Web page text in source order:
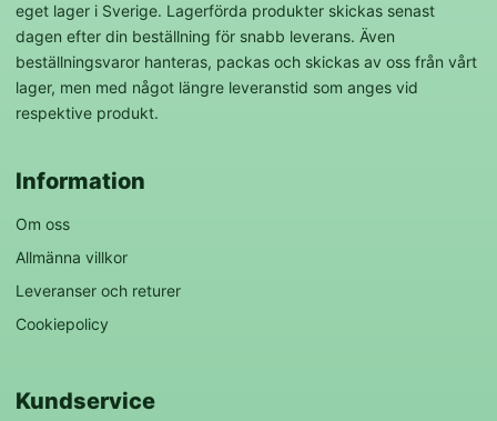
eget lager i Sverige. Lagerförda produkter skickas senast
dagen efter din beställning för snabb leverans. Även
beställningsvaror hanteras, packas och skickas av oss från vårt
lager, men med något längre leveranstid som anges vid
respektive produkt.
Information
Om oss
Allmänna villkor
Leveranser och returer
Cookiepolicy
Kundservice